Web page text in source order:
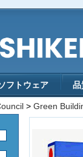
フトウェア 品
> Green